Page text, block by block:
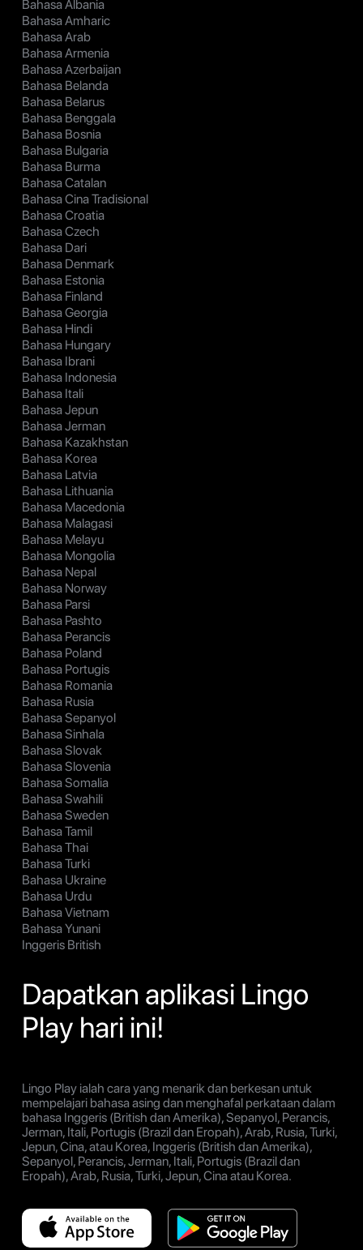
Bahasa Albania
Bahasa Amharic
Bahasa Arab
Bahasa Armenia
Bahasa Azerbaijan
Bahasa Belanda
Bahasa Belarus
Bahasa Benggala
Bahasa Bosnia
Bahasa Bulgaria
Bahasa Burma
Bahasa Catalan
Bahasa Cina Tradisional
Bahasa Croatia
Bahasa Czech
Bahasa Dari
Bahasa Denmark
Bahasa Estonia
Bahasa Finland
Bahasa Georgia
Bahasa Hindi
Bahasa Hungary
Bahasa Ibrani
Bahasa Indonesia
Bahasa Itali
Bahasa Jepun
Bahasa Jerman
Bahasa Kazakhstan
Bahasa Korea
Bahasa Latvia
Bahasa Lithuania
Bahasa Macedonia
Bahasa Malagasi
Bahasa Melayu
Bahasa Mongolia
Bahasa Nepal
Bahasa Norway
Bahasa Parsi
Bahasa Pashto
Bahasa Perancis
Bahasa Poland
Bahasa Portugis
Bahasa Romania
Bahasa Rusia
Bahasa Sepanyol
Bahasa Sinhala
Bahasa Slovak
Bahasa Slovenia
Bahasa Somalia
Bahasa Swahili
Bahasa Sweden
Bahasa Tamil
Bahasa Thai
Bahasa Turki
Bahasa Ukraine
Bahasa Urdu
Bahasa Vietnam
Bahasa Yunani
Inggeris British
Dapatkan aplikasi Lingo
Play hari ini!
Lingo Play ialah cara yang menarik dan berkesan untuk
mempelajari bahasa asing dan menghafal perkataan dalam
bahasa Inggeris (British dan Amerika), Sepanyol, Perancis,
Jerman, Itali, Portugis (Brazil dan Eropah), Arab, Rusia, Turki,
Jepun, Cina, atau Korea, Inggeris (British dan Amerika),
Sepanyol, Perancis, Jerman, Itali, Portugis (Brazil dan
Eropah), Arab, Rusia, Turki, Jepun, Cina atau Korea.